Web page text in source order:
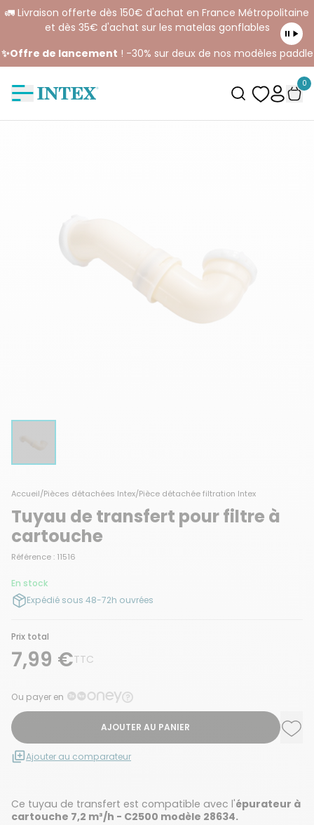
🚛 Livraison offerte dès 150€ d'achat en France Métropolitaine
et dès 35€ d'achat sur les matelas gonflables
✨Offre de lancement ! -30% sur deux de nos modèles paddle
0
Accueil/Pièces détachées Intex/Pièce détachée filtration Intex
Tuyau de transfert pour filtre à
cartouche
Référence : 11516
En stock
Expédié sous 48-72h ouvrées
Prix total
7,99 €TTC
Ou payer en
AJOUTER AU PANIER
Ajouter au comparateur
Ce tuyau de transfert est compatible avec l'épurateur à
cartouche 7,2 m³/h - C2500 modèle 28634.